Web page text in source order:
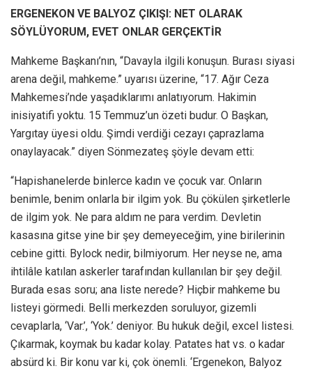
ERGENEKON VE BALYOZ ÇIKIŞI: NET OLARAK
SÖYLÜYORUM, EVET ONLAR GERÇEKTİR
Mahkeme Başkanı’nın, “Davayla ilgili konuşun. Burası siyasi
arena değil, mahkeme.” uyarısı üzerine, “17. Ağır Ceza
Mahkemesi’nde yaşadıklarımı anlatıyorum. Hakimin
inisiyatifi yoktu. 15 Temmuz’un özeti budur. O Başkan,
Yargıtay üyesi oldu. Şimdi verdiği cezayı çaprazlama
onaylayacak.” diyen Sönmezateş şöyle devam etti:
“Hapishanelerde binlerce kadın ve çocuk var. Onların
benimle, benim onlarla bir ilgim yok. Bu çökülen şirketlerle
de ilgim yok. Ne para aldım ne para verdim. Devletin
kasasına gitse yine bir şey demeyeceğim, yine birilerinin
cebine gitti. Bylock nedir, bilmiyorum. Her neyse ne, ama
ihtilâle katılan askerler tarafından kullanılan bir şey değil.
Burada esas soru; ana liste nerede? Hiçbir mahkeme bu
listeyi görmedi. Belli merkezden soruluyor, gizemli
cevaplarla, ‘Var.’, ‘Yok.’ deniyor. Bu hukuk değil, excel listesi.
Çıkarmak, koymak bu kadar kolay. Patates hat vs. o kadar
absürd ki. Bir konu var ki, çok önemli. ‘Ergenekon, Balyoz